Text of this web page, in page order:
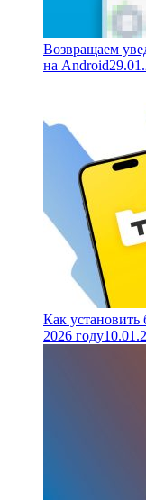
Возвращаем
на Android
Как установить
2026 году